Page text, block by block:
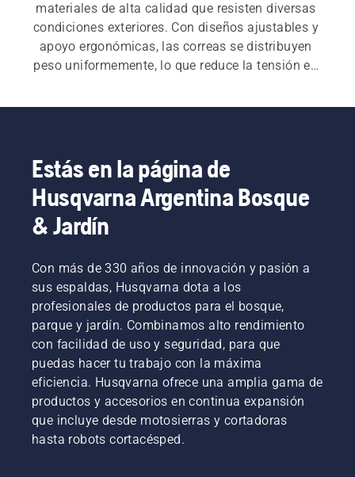
materiales de alta calidad que resisten diversas
condiciones exteriores. Con diseños ajustables y
apoyo ergonómicas, las correas se distribuyen
peso uniformemente, lo que reduce la tensión en
de herramienta y accesorios para el trabajo de
Estás en la página de
Husqvarna Argentina Bosque
& Jardín
Con más de 330 años de innovación y pasión a
sus espaldas, Husqvarna dota a los
profesionales de productos para el bosque,
parque y jardín. Combinamos alto rendimiento
con facilidad de uso y seguridad, para que
puedas hacer tu trabajo con la máxima
eficiencia. Husqvarna ofrece una amplia gama de
productos y accesorios en continua expansión
que incluye desde motosierras y cortadoras
hasta robots cortacésped.